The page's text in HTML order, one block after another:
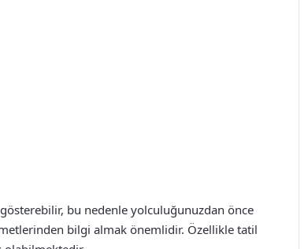
bu nedenle yolculuğunuzdan önce
bilgi almak önemlidir. Özellikle tatil